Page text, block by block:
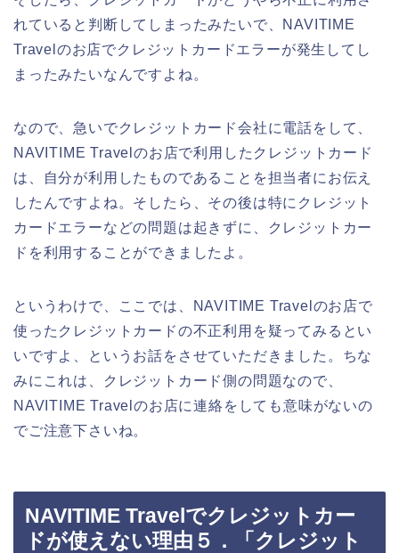
れていると判断してしまったみたいで、NAVITIME
Travelのお店でクレジットカードエラーが発生してし
まったみたいなんですよね。
なので、急いでクレジットカード会社に電話をして、
NAVITIME Travelのお店で利用したクレジットカード
は、自分が利用したものであることを担当者にお伝え
したんですよね。そしたら、その後は特にクレジット
カードエラーなどの問題は起きずに、クレジットカー
ドを利用することができましたよ。
というわけで、ここでは、NAVITIME Travelのお店で
使ったクレジットカードの不正利用を疑ってみるとい
いですよ、というお話をさせていただきました。ちな
みにこれは、クレジットカード側の問題なので、
NAVITIME Travelのお店に連絡をしても意味がないの
でご注意下さいね。
NAVITIME Travelでクレジットカー
ドが使えない理由５．「クレジット